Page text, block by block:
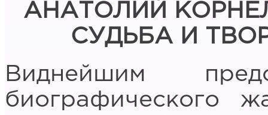
АНАТОЛИЙ
СУДЬБА И
Виднейшим
биографического